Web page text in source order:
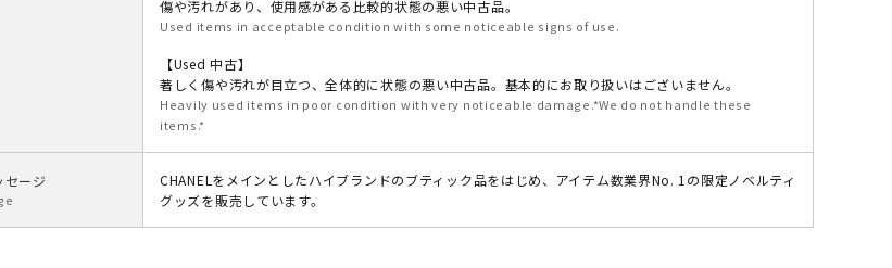
傷や汚れがあり、使用感がある比較的状態の悪い中古品。
Used items in acceptable condition with some noticeable signs of use.
【Used 中古】
著しく傷や汚れが目立つ、全体的に状態の悪い中古品。基本的にお取り扱いはございません。
Heavily used items in poor condition with very noticeable damage.*We do not handle these
items.*
セージ
CHANELをメインとしたハイブランドのブティック品をはじめ、アイテム数業界No. 1の限定ノベルティ
グッズを販売しています。